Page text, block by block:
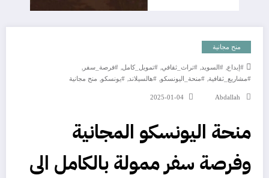
منح مجانية
#إبداع, #السويد, #تراث_ثقافي, #تمويل_كامل, #فرصة_سفر ,
#مشاريع_ثقافية, #منحة_اليونسكو, #هالسيلاند, #يونسكو, منح مجانية
Abdallah
2025-01-04
منحة اليونسكو المجانية
وفرصة سفر ممولة بالكامل الى